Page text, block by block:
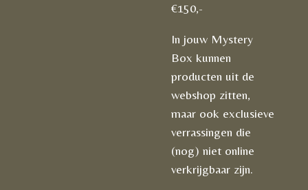
€150,-
In jouw Mystery
Box kunnen
producten uit de
webshop zitten,
maar ook exclusieve
verrassingen die
(nog) niet online
verkrijgbaar zijn.